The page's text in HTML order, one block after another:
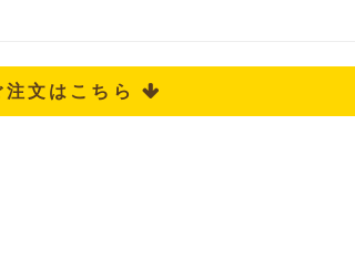
文はこちら 